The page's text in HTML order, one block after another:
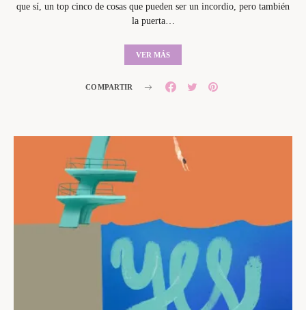
que sí, un top cinco de cosas que pueden ser un incordio, pero también
la puerta…
VER MÁS
COMPARTIR